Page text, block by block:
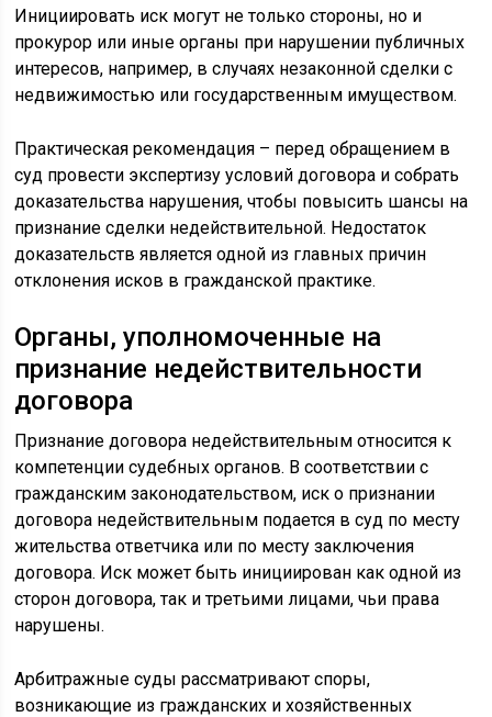
Инициировать иск могут не только стороны, но и
прокурор или иные органы при нарушении публичных
интересов, например, в случаях незаконной сделки с
недвижимостью или государственным имуществом.
Практическая рекомендация – перед обращением в
суд провести экспертизу условий договора и собрать
доказательства нарушения, чтобы повысить шансы на
признание сделки недействительной. Недостаток
доказательств является одной из главных причин
отклонения исков в гражданской практике.
Органы, уполномоченные на
признание недействительности
договора
Признание договора недействительным относится к
компетенции судебных органов. В соответствии с
гражданским законодательством, иск о признании
договора недействительным подается в суд по месту
жительства ответчика или по месту заключения
договора. Иск может быть инициирован как одной из
сторон договора, так и третьими лицами, чьи права
нарушены.
Арбитражные суды рассматривают споры,
возникающие из гражданских и хозяйственных